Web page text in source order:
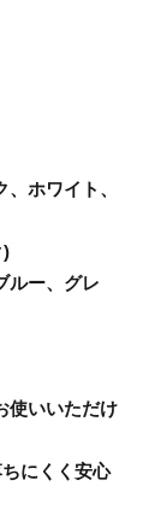
ホワイト、
)
ルー、グレ
使いいただけ
にくく安心